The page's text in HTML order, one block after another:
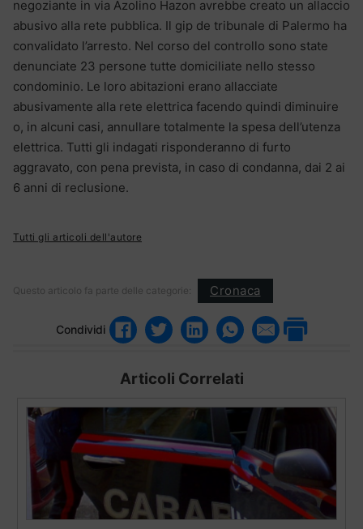
negoziante in via Azolino Hazon avrebbe creato un allaccio
abusivo alla rete pubblica. Il gip de tribunale di Palermo ha
convalidato l’arresto. Nel corso del controllo sono state
denunciate 23 persone tutte domiciliate nello stesso
condominio. Le loro abitazioni erano allacciate
abusivamente alla rete elettrica facendo quindi diminuire
o, in alcuni casi, annullare totalmente la spesa dell’utenza
elettrica. Tutti gli indagati risponderanno di furto
aggravato, con pena prevista, in caso di condanna, dai 2 ai
6 anni di reclusione.
Tutti gli articoli dell'autore
Questo articolo fa parte delle categorie: Cronaca
Condividi
Articoli Correlati